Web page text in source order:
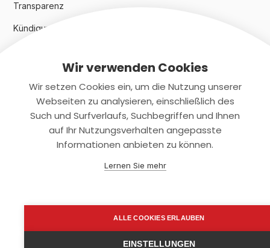
Transparenz
Kündigungsindex 2024
Rechtliches
Datenschutz
support@smartkuendigen.de
Wir verwenden Cookies
Wir setzen Cookies ein, um die Nutzung unserer
Webseiten zu analysieren, einschließlich des
Such und Surfverlaufs, Suchbegriffen und Ihnen
auf Ihr Nutzungsverhalten angepasste
Informationen anbieten zu können.
Lernen Sie mehr
ALLE COOKIES ERLAUBEN
EINSTELLUNGEN